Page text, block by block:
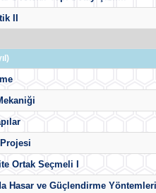
II
Ortak Seçmeli I
Hasar ve Güçlendirme Yöntemleri